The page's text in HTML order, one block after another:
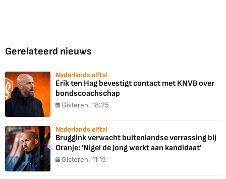
Gerelateerd nieuws
Nederlands elftal
Erik ten Hag bevestigt contact met KNVB over
bondscoachschap
Gisteren, 18:25
Nederlands elftal
Bruggink verwacht buitenlandse verrassing bij
Oranje: 'Nigel de Jong werkt aan kandidaat'
Gisteren, 11:15